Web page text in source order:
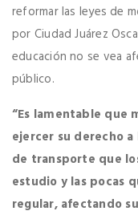
reformar las leyes de
por Ciudad Juárez
educación no se vea
público.
“Es lamentable que
ejercer su derecho
de transporte que
estudio y las pocas
regular, afectando